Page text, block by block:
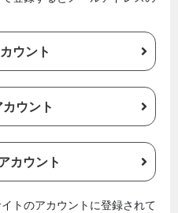
ウント
カウント
カウント
トのアカウントに登録されて